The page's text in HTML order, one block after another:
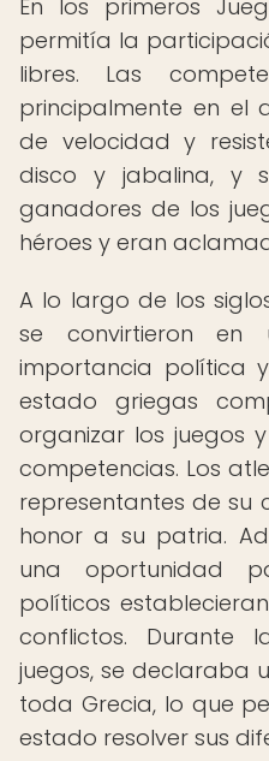
En los primeros
permitía la
libres. Las
principalmente en el
de velocidad y
disco y jabalina, y
ganadores de los
héroes y eran
A lo largo de los
se convirtieron
importancia política
estado griegas
organizar los juegos
competencias. Los
representantes de su
honor a su patria.
una oportunidad
políticos
conflictos. Durante
juegos, se declaraba
toda Grecia, lo que
estado resolver sus